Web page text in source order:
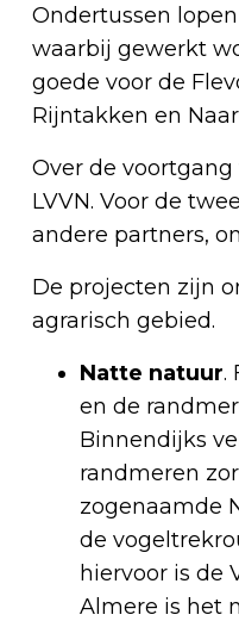
Ondertussen
waarbij gewerkt
goede voor de
Rijntakken en
Over de
LVVN. Voor de
andere partners,
De projecten zijn
agrarisch gebied.
Natte natuur.
en de
Binnendijks
randmeren
zogenaamde
de
hiervoor is de
Almere is het